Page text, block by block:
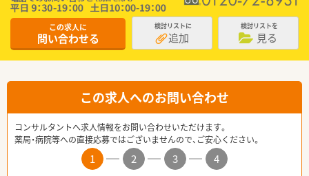
この求人に
問い合わせる
検討リストに
追加
検討リストを
見る
この求人へのお問い合わせ
コンサルタントへ求人情報をお問い合わせいただけます。
薬局・病院等への直接応募ではございませんので、ご安心ください。
1 2 3
4